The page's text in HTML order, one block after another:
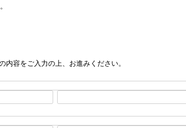
内容をご入力の上、お進みください。